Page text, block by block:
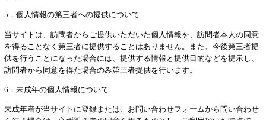
5．個人情報の第三者への提供について
当サイトは、訪問者からご提供いただいた個人情報を、訪問者本人の同意
を得ることなく第三者に提供することはありません。また、今後第三者提
供を行うことになった場合には、提供する情報と提供目的などを提示し、
訪問者から同意を得た場合のみ第三者提供を行います。
6．未成年の個人情報について
未成年者が当サイトに登録または、お問い合わせフォームから問い合わせ